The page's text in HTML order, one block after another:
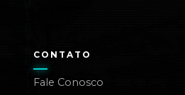
CONTATO
Fale Conosco